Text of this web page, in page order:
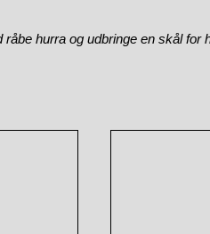
hurra og udbringe en skål for